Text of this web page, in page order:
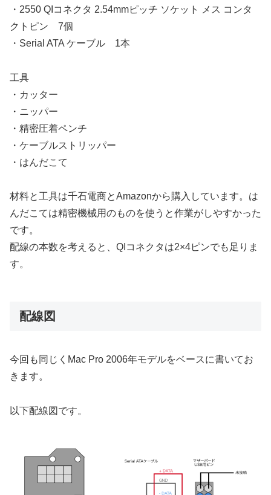
・2550 QIコネクタ 2.54mmピッチ ソケット メス コンタ
クトピン 7個
・Serial ATA ケーブル 1本
工具
・カッター
・ニッパー
・精密圧着ペンチ
・ケーブルストリッパー
・はんだこて
材料と工具は千石電商とAmazonから購入しています。は
んだこては精密機械用のものを使うと作業がしやすかった
です。
配線の本数を考えると、QIコネクタは2×4ピンでも足りま
す。
配線図
今回も同じくMac Pro 2006年モデルをベースに書いてお
きます。
以下配線図です。